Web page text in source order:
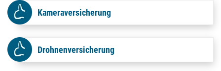
Kameraversicherung
Drohnenversicherung